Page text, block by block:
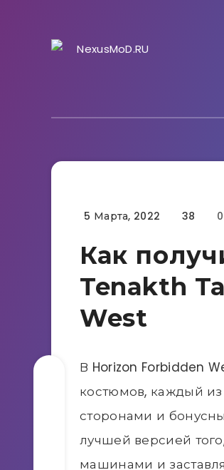
Гайды
5 Марта, 2022 38 0
Как
Tenakth
West
В Horizon Forbidden
костюмов, каждый
сторонами и
лучшей версией
машинами и